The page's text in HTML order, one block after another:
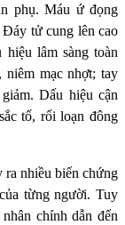
phụ. Máu ứ đọng
tử cung lên cao
hiệu lâm sàng toàn
niêm mạc nhợt; tay
Dấu hiệu cận
tố, rối loạn đông
ra nhiều biến chứng
từng người. Tuy
chính dẫn đến